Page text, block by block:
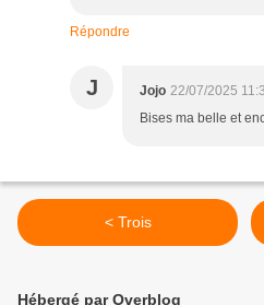
Répondre
J Jojo 22/07/2025
Bises ma belle et
< Trois
Hébergé par Overblog